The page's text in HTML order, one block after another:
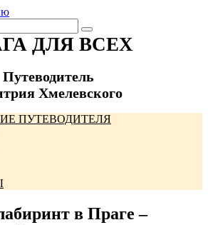
ДЛЯ ВСЕХ
Путеводитель
Хмелевского
ПУТЕВОДИТЕЛЯ
в Праге –